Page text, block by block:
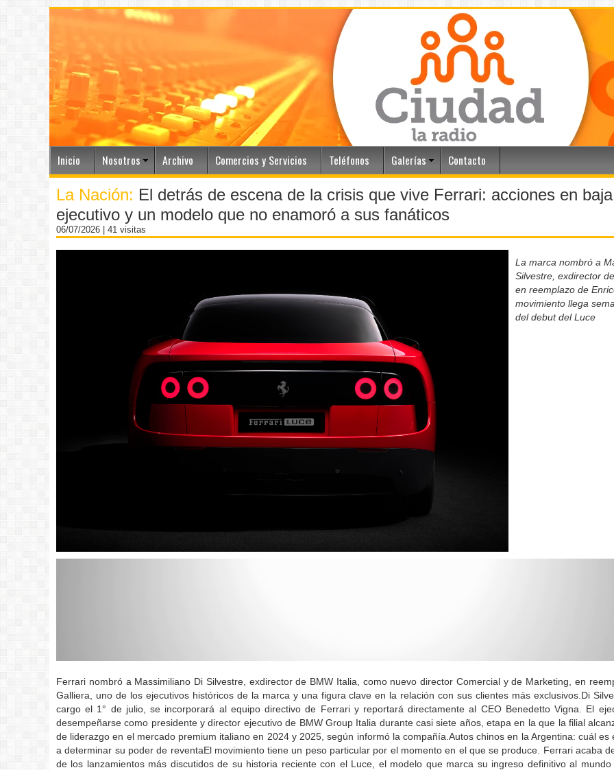
Inicio Nosotros Archivo Comercios y Servicios Teléfonos Galerías Contacto
La Nación: El detrás de escena de la crisis que vive Ferrari: acciones en
ejecutivo y un modelo que no enamoró a sus fanáticos
06/07/2026 | 41 visitas
La marca nombró a
Silvestre, exdirector
en reemplazo de
movimiento llega
del debut del Luce
Ferrari nombró a Massimiliano Di Silvestre, exdirector de BMW Italia, como nuevo director Comercial y de Marketing, en
Galliera, uno de los ejecutivos históricos de la marca y una figura clave en la relación con sus clientes más exclusivos.Di
cargo el 1° de julio, se incorporará al equipo directivo de Ferrari y reportará directamente al CEO Benedetto Vigna. El
desempeñarse como presidente y director ejecutivo de BMW Group Italia durante casi siete años, etapa en la que la filial
de liderazgo en el mercado premium italiano en 2024 y 2025, según informó la compañía.Autos chinos en la Argentina: cuál es
a determinar su poder de reventaEl movimiento tiene un peso particular por el momento en el que se produce. Ferrari acaba
de los lanzamientos más discutidos de su historia reciente con el Luce, el modelo que marca su ingreso definitivo al